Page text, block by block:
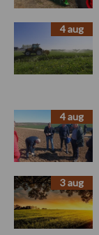
4 aug
4 aug
3 aug